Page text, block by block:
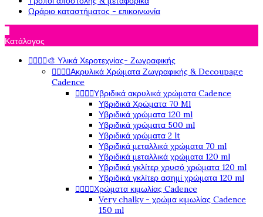
Ωράριο καταστήματος - επικοινωνία
Κατάλογος
   🎨 Υλικά Χεροτεχνίας- Ζωγραφικής
   Ακρυλικά Χρώματα Ζωγραφικής & Decoupage
Cadence
   Υβριδικά ακρυλικά χρώματα Cadence
Υβριδικά Χρώματα 70 Ml
Υβριδικά χρώματα 120 ml
Υβριδικά χρώματα 500 ml
Υβριδικά χρώματα 2 lt
Υβριδικά μεταλλικά χρώματα 70 ml
Υβριδικά μεταλλικά χρώματα 120 ml
Υβριδικά γκλίτερ χρυσό χρώματα 120 ml
Υβριδικά γκλίτερ ασημί χρώματα 120 ml
   Χρώματα κιμωλίας Cadence
Very chalky - χρώμα κιμωλίας Cadence
150 ml